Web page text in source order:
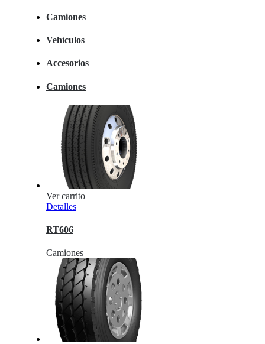
Camiones
Vehículos
Accesorios
Camiones
Ver carrito
Detalles
RT606
Camiones